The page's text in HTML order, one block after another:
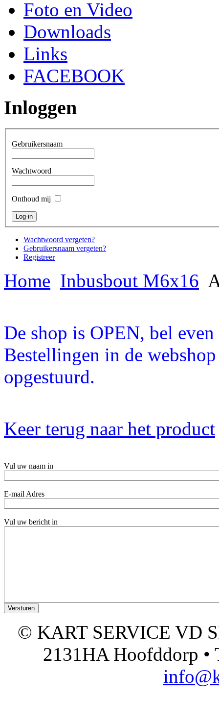
Foto en Video
Downloads
Links
FACEBOOK
Inloggen
Gebruikersnaam
Wachtwoord
Onthoud mij
Wachtwoord vergeten?
Gebruikersnaam vergeten?
Registreer
Home Inbusbout M6x16
De shop is OPEN, bel
Bestellingen in de
opgestuurd.
Keer terug naar het product
Vul uw naam in
E-mail Adres
Vul uw bericht in
© KART SERVICE VD
2131HA Hoofddorp •